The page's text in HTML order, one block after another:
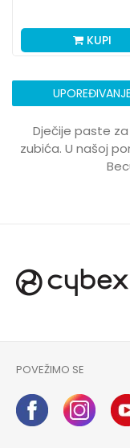
KUPI
UPOREĐIVANJE
Dječije paste
zubića. U našoj
POVEŽIMO SE